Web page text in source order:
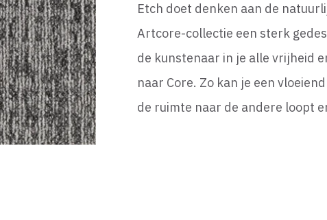
Etch doet denken aan de
Artcore-collectie een sterk
de kunstenaar in je alle vrijheid
naar Core. Zo kan je een
de ruimte naar de andere loopt